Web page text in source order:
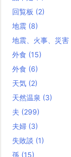
回覧板 (2)
地震 (8)
地震、火事、災害
外食 (15)
外食 (6)
天気 (2)
天然温泉 (3)
夫 (299)
夫婦 (3)
失敗談 (1)
孫 (15)